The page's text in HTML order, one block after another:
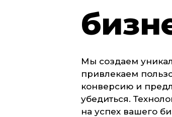
Мы создаем
привлекаем
конверсию и
убедиться.
на успех вашего